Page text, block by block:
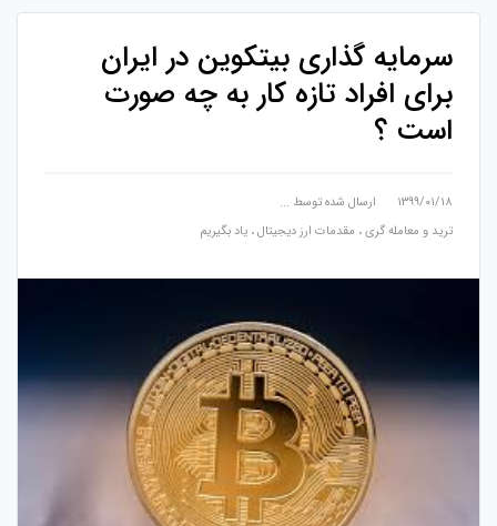
سرمایه گذاری بیتکوین در ایران
برای افراد تازه کار به چه صورت
است ؟
۱۳۹۹/۰۱/۱۸ ارسال شده توسط ...
ترید و معامله گری، مقدمات ارز دیجیتال، یاد بگیریم